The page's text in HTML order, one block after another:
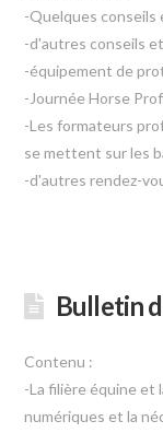
-Quelques
-d'autres conseils
-équipement de
-Journée Horse
-Les formateurs
se mettent sur les
-d'autres rendez-
Bulletin
Contenu :
-La filière équine et
numériques et la